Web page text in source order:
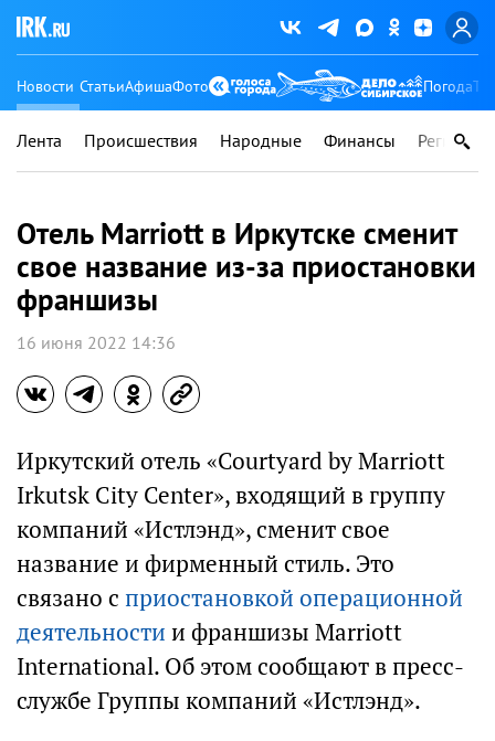
Новости СтатьиАфишаФото Погода
Лента Происшествия Народные Финансы Регионы
Отель Marriott в Иркутске сменит
свое название из-за приостановки
франшизы
16 июня 2022 14:36
Иркутский отель «Courtyard by Marriott
Irkutsk City Center», входящий в группу
компаний «Истлэнд», сменит свое
название и фирменный стиль. Это
связано с приостановкой операционной
деятельности и франшизы Marriott
International. Об этом сообщают в пресс-
службе Группы компаний «Истлэнд».